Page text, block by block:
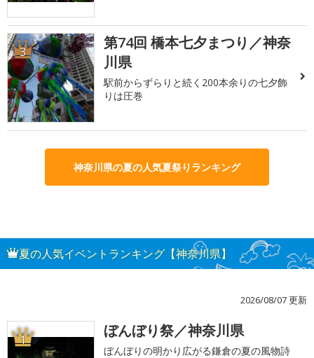
3
第74回 橋本七夕まつり／神奈
川県
駅前からずらりと続く200本余りの七夕飾
りは圧巻
神奈川県の夏の人気夏祭りランキング
夏の人気イベントランキング【神奈川県】
2026/08/07 更新
1 ぼんぼり祭／神奈川県
ぼんぼりの明かり広がる鎌倉の夏の風物詩